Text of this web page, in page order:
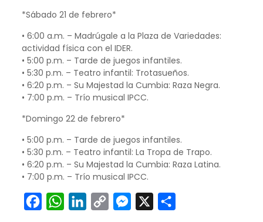
*Sábado 21 de febrero*
• 6:00 a.m. – Madrúgale a la Plaza de Variedades:
actividad física con el IDER.
• 5:00 p.m. – Tarde de juegos infantiles.
• 5:30 p.m. – Teatro infantil: Trotasueños.
• 6:20 p.m. – Su Majestad la Cumbia: Raza Negra.
• 7:00 p.m. – Trío musical IPCC.
*Domingo 22 de febrero*
• 5:00 p.m. – Tarde de juegos infantiles.
• 5:30 p.m. – Teatro infantil: La Tropa de Trapo.
• 6:20 p.m. – Su Majestad la Cumbia: Raza Latina.
• 7:00 p.m. – Trío musical IPCC.
FacebookWhatsAppLinkedIn
Copy
Messenger